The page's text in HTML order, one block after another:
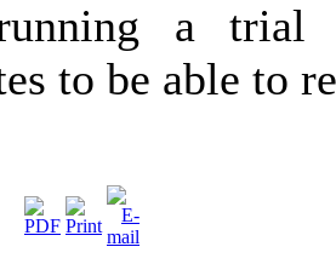
a trial
to be able to